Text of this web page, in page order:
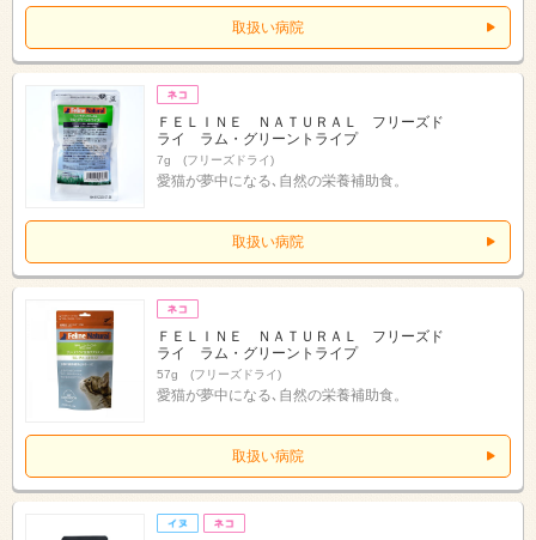
取扱い病院
ＦＥＬＩＮＥ ＮＡＴＵＲＡＬ フリーズド
ライ ラム・グリーントライプ
7g (フリーズドライ)
愛猫が夢中になる､自然の栄養補助食。
取扱い病院
ＦＥＬＩＮＥ ＮＡＴＵＲＡＬ フリーズド
ライ ラム・グリーントライプ
57g (フリーズドライ)
愛猫が夢中になる､自然の栄養補助食。
取扱い病院